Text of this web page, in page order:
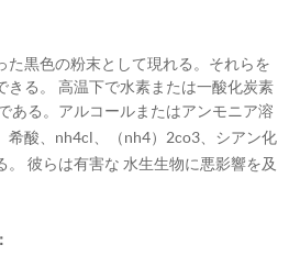
た黒色の粉末として現れる。それらを
る。
高温下で水素または一酸化炭素
ある。アルコールまたはアンモニア溶
希酸、nh4cl、（nh4）2co3、シアン化
彼らは有害な 水生生物に悪影響を及